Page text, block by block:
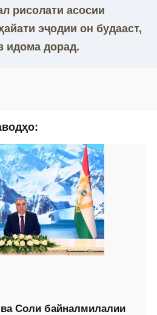
рисолати асосии
эҷодии он будааст,
идома дорад.
Соли байналмилалии